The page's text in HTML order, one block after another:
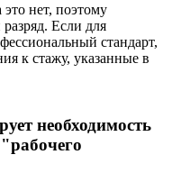
нет, поэтому
Если для
стандарт,
к стажу, указанные в
необходимость